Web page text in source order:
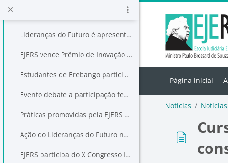
Ir para o conteúdo principal
Primeiro dia do Seminário "100 Anos do Pacto de Pedras Altas" tem palestra magna sobre direito constitucional brasileiro
Lideranças do Futuro é apresentado para vereadores mirins de Canoas
EJERS vence Prêmio de Inovação J.Ex com o Programa Lideranças do Futuro
Estudantes de Erebango participam de ação do Programa Lideranças do Futuro
Evento debate a participação feminina na política
Práticas promovidas pela EJERS estão na disputa pelo 20º Prêmio Innovare
Ação do Lideranças do Futuro no Colégio João XXIII
EJERS participa do X Congresso Internacional da ESAPERGS
Página inicial
Notícias Notícias